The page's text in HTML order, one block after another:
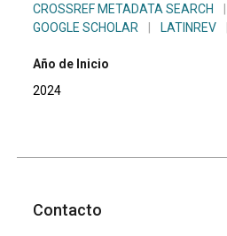
CROSSREF METADATA SEARCH
GOOGLE SCHOLAR
LATINREV
Año de Inicio
2024
Contacto